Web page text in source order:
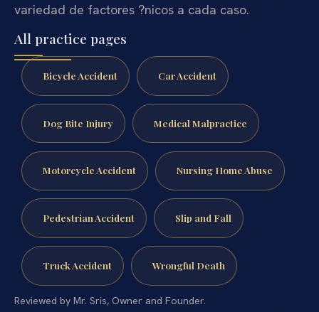
variedad de factores ?nicos a cada caso.
All practice pages
Bicycle Accident Car Accident
Dog Bite Injury Medical Malpractice
Motorcycle Accident Nursing Home Abuse
Pedestrian Accident Slip and Fall
Truck Accident Wrongful Death
Reviewed by Mr. Sris, Owner and Founder.